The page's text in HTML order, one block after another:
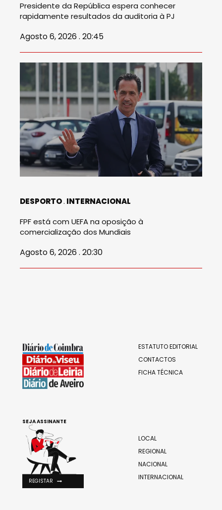
Presidente da República espera conhecer
rapidamente resultados da auditoria à PJ
Agosto 6, 2026 . 20:45
DESPORTO INTERNACIONAL
FPF está com UEFA na oposição à
comercialização dos Mundiais
Agosto 6, 2026 . 20:30
ESTATUTO EDITORIAL
CONTACTOS
FICHA TÉCNICA
LOCAL
REGIONAL
NACIONAL
INTERNACIONAL
SEJA ASSINANTE
REGISTAR